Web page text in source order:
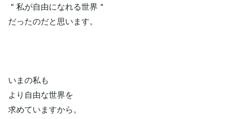
＂私が自由になれる世界＂
だったのだと思います。
いまの私も
より自由な世界を
求めていますから。